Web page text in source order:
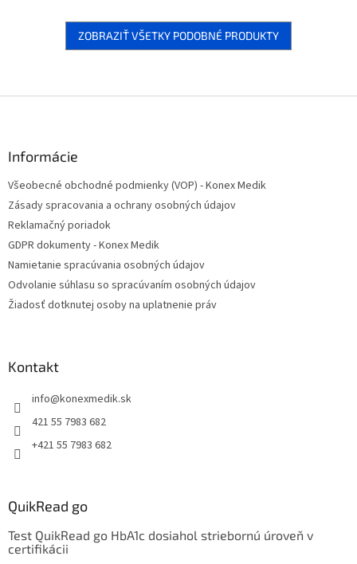
ZOBRAZIŤ VŠETKY PODOBNÉ PRODUKTY
Informácie
Všeobecné obchodné podmienky (VOP) - Konex Medik
Zásady spracovania a ochrany osobných údajov
Reklamačný poriadok
GDPR dokumenty - Konex Medik
Namietanie spracúvania osobných údajov
Odvolanie súhlasu so spracúvaním osobných údajov
Žiadosť dotknutej osoby na uplatnenie práv
Kontakt
info@konexmedik.sk
421 55 7983 682
+421 55 7983 682
QuikRead go
Test QuikRead go HbA1c dosiahol striebornú úroveň v
certifikácii